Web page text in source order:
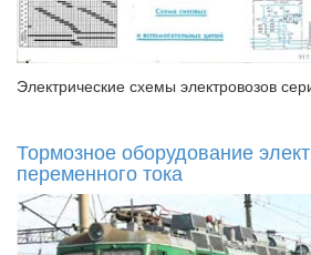
Электрические схемы электровозов
Тормозное оборудование
переменного тока